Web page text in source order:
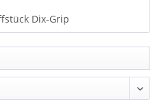
Dix-Grip